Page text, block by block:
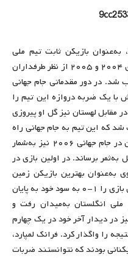
به‌عنوان بازیکن ثابت تیم ملی
انگلستان به‌میدان می‌رفت و در سال‌های ۲۰۰۴ و ۲۰۰۵ از نظر طرفداران
شد. در دور مقدماتی جام جهانی
با یک ضربه دروازه این تیم را
مقابل لهستان نیز گل او پیروزی
که این تیم به جام جهانی راه
یابد. او بهترین گلزن تیم ملی انگلستان در جام جهانی ۲۰۰۶ نیز به‌شمار
که موفق شد در این بازی‌ها ۵ گل به‌ثمر برساند. در اولین بازی در
وی به‌عنوان بهترین بازیکن زمین
شناخته شد و انگلیس موفق شد که این بازی را ۱-۰ به سود خود به پایان
ملی انگلستان به‌میدان رفت و
در دیدار آخر خود در یک چهارم
را واگذار کرد. فرانک لمپارد،
بودند که نتوانستند ضربات